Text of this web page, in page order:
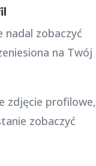
nadal zobaczyć
na Twój
zdjęcie profilowe,
zobaczyć